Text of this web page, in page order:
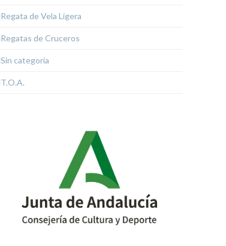
Regata de Vela Ligera
Regatas de Cruceros
Sin categoría
T.O.A.